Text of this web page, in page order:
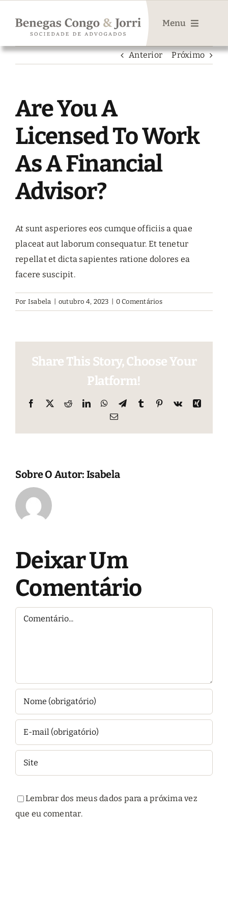
para
conteúdo
Menu
Sobre
Sócios
Anterior Próximo
Are You A
Licensed To Work
As A Financial
Advisor?
At sunt asperiores eos cumque officiis a quae
placeat aut laborum consequatur. Et tenetur
repellat et dicta sapientes ratione dolores ea
facere suscipit.
Por Isabela | outubro 4, 2023 | 0 Comentários
Share This Story, Choose Your
Platform!
Facebook
X RedditLinkedInWhatsApp
TelegramTumblr Pinterest
Vk
Xing
E-
Sobre O Autor: Isabela
Deixar Um
Comentário
Comentário
Lembrar dos meus dados para a próxima vez
que eu comentar.